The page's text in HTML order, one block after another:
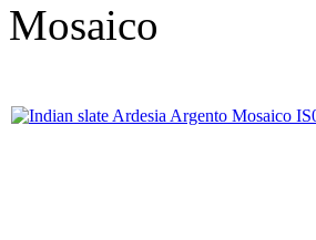
Mosaico